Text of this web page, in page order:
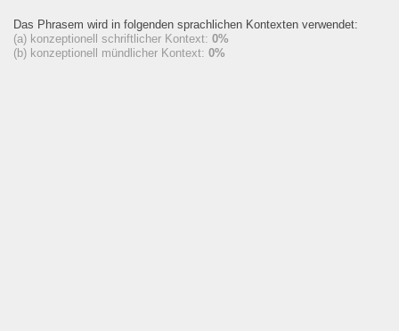
Das Phrasem wird in folgenden sprachlichen Kontexten verwendet:
(a) konzeptionell schriftlicher Kontext: 0%
(b) konzeptionell mündlicher Kontext: 0%